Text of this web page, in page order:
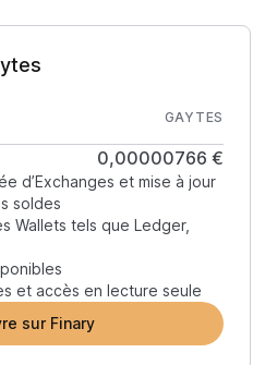
GAYTES
0,00000766 €
d’Exchanges et mise à jour
soldes
Wallets tels que Ledger,
et accès en lecture seule
sur Finary